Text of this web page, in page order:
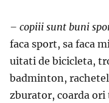
– copiii sunt buni
faca sport, sa faca
uitati de bicicleta,
badminton,
zburator, coarda ori